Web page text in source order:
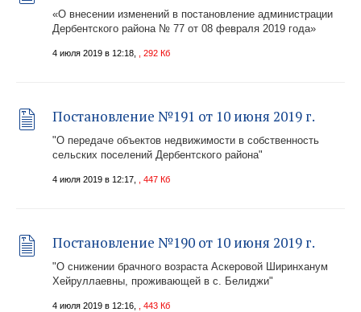
«О внесении изменений в постановление администрации
Дербентского района № 77 от 08 февраля 2019 года»
4 июля 2019 в 12:18, , 292 Кб
Постановление №191 от 10 июня 2019 г.
"О передаче объектов недвижимости в собственность
сельских поселений Дербентского района"
4 июля 2019 в 12:17, , 447 Кб
Постановление №190 от 10 июня 2019 г.
"О снижении брачного возраста Аскеровой Ширинханум
Хейруллаевны, проживающей в с. Белиджи"
4 июля 2019 в 12:16, , 443 Кб